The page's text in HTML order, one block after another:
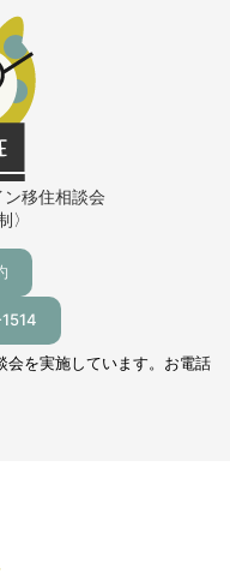
移住相談会
〉
会を実施しています。お電話